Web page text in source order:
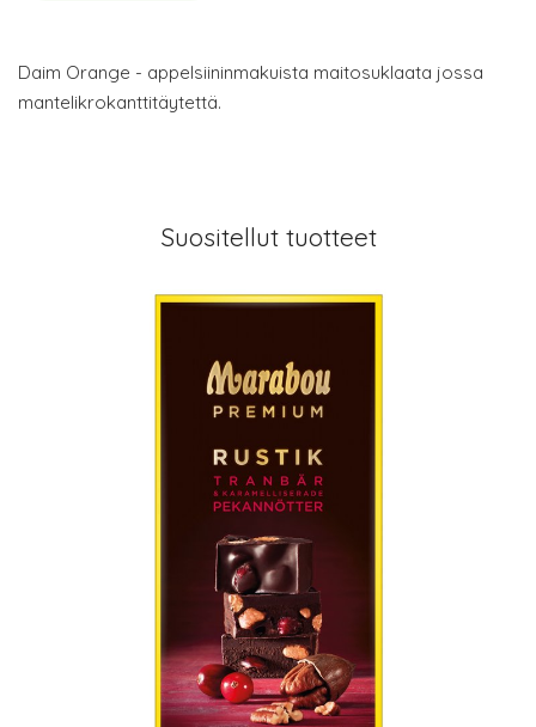
Daim Orange - appelsiininmakuista maitosuklaata jossa
mantelikrokanttitäytettä.
Suositellut tuotteet